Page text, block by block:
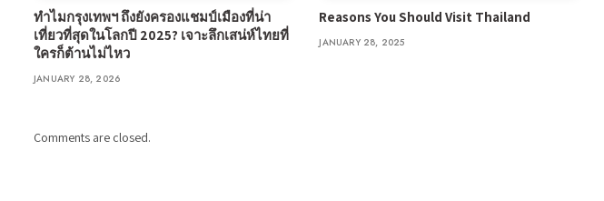
ทำไมกรุงเทพฯ ถึงยังครองแชมป์เมืองที่น่า
เที่ยวที่สุดในโลกปี 2025? เจาะลึกเสน่ห์ไทยที่
ใครก็ต้านไม่ไหว
JANUARY 28, 2026
Reasons You Should Visit Thailand
JANUARY 28, 2025
Comments are closed.